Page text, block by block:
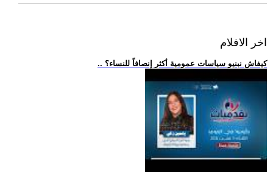
اخر الافلام
.. كيفاش نبنيو سياسات عمومية أكثر إنصافاً للنساء؟